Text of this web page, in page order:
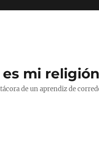
es mi religión
de un aprendiz de